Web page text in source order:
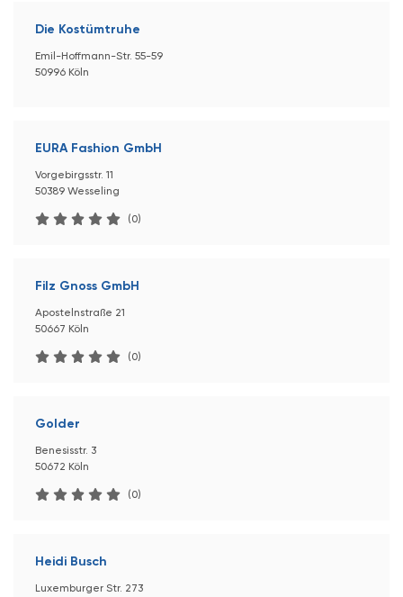
Die Kostümtruhe
Emil-Hoffmann-Str. 55-59
50996 Köln
EURA Fashion GmbH
Vorgebirgsstr. 11
50389 Wesseling
(0)
Filz Gnoss GmbH
Apostelnstraße 21
50667 Köln
(0)
Golder
Benesisstr. 3
50672 Köln
(0)
Heidi Busch
Luxemburger Str. 273